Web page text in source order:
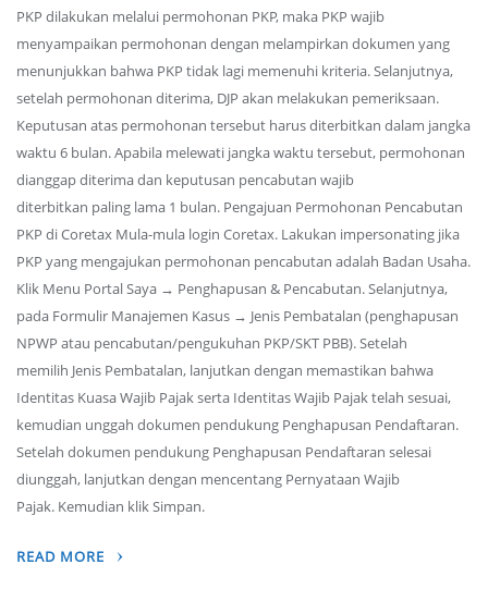
PKP dilakukan melalui permohonan PKP, maka PKP wajib
menyampaikan permohonan dengan melampirkan dokumen yang
menunjukkan bahwa PKP tidak lagi memenuhi kriteria. Selanjutnya,
setelah permohonan diterima, DJP akan melakukan pemeriksaan.
Keputusan atas permohonan tersebut harus diterbitkan dalam jangka
waktu 6 bulan. Apabila melewati jangka waktu tersebut, permohonan
dianggap diterima dan keputusan pencabutan wajib
diterbitkan paling lama 1 bulan. Pengajuan Permohonan Pencabutan
PKP di Coretax Mula-mula login Coretax. Lakukan impersonating jika
PKP yang mengajukan permohonan pencabutan adalah Badan Usaha.
Klik Menu Portal Saya → Penghapusan & Pencabutan. Selanjutnya,
pada Formulir Manajemen Kasus → Jenis Pembatalan (penghapusan
NPWP atau pencabutan/pengukuhan PKP/SKT PBB). Setelah
memilih Jenis Pembatalan, lanjutkan dengan memastikan bahwa
Identitas Kuasa Wajib Pajak serta Identitas Wajib Pajak telah sesuai,
kemudian unggah dokumen pendukung Penghapusan Pendaftaran.
Setelah dokumen pendukung Penghapusan Pendaftaran selesai
diunggah, lanjutkan dengan mencentang Pernyataan Wajib
Pajak. Kemudian klik Simpan.
READ MORE